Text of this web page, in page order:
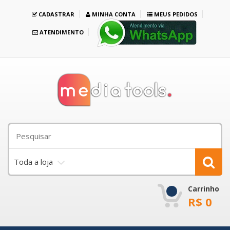
CADASTRAR MINHA CONTA MEUS PEDIDOS
ATENDIMENTO
Toda a loja
Carrinho
R$ 0